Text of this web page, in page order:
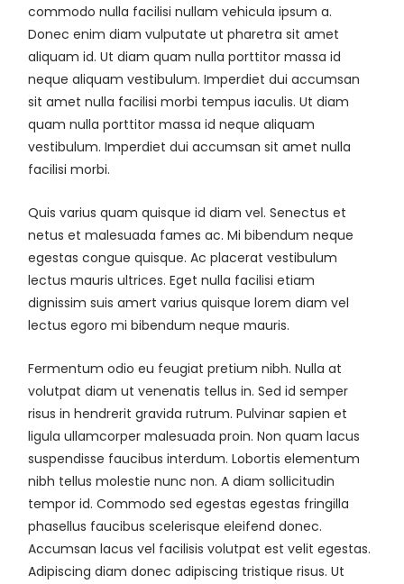
commodo nulla facilisi nullam vehicula ipsum a.
Donec enim diam vulputate ut pharetra sit amet
aliquam id. Ut diam quam nulla porttitor massa id
neque aliquam vestibulum. Imperdiet dui accumsan
sit amet nulla facilisi morbi tempus iaculis. Ut diam
quam nulla porttitor massa id neque aliquam
vestibulum. Imperdiet dui accumsan sit amet nulla
facilisi morbi.
Quis varius quam quisque id diam vel. Senectus et
netus et malesuada fames ac. Mi bibendum neque
egestas congue quisque. Ac placerat vestibulum
lectus mauris ultrices. Eget nulla facilisi etiam
dignissim suis amert varius quisque lorem diam vel
lectus egoro mi bibendum neque mauris.
Fermentum odio eu feugiat pretium nibh. Nulla at
volutpat diam ut venenatis tellus in. Sed id semper
risus in hendrerit gravida rutrum. Pulvinar sapien et
ligula ullamcorper malesuada proin. Non quam lacus
suspendisse faucibus interdum. Lobortis elementum
nibh tellus molestie nunc non. A diam sollicitudin
tempor id. Commodo sed egestas egestas fringilla
phasellus faucibus scelerisque eleifend donec.
Accumsan lacus vel facilisis volutpat est velit egestas.
Adipiscing diam donec adipiscing tristique risus. Ut